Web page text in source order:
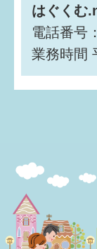
はぐく
電話番号
業務時間
就学後〜
子育てマ
メールマ
はぐくむ
みんなの